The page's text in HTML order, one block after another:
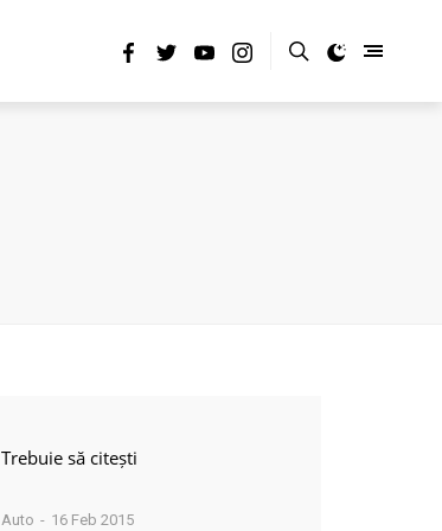
Trebuie să citești
Auto 16 Feb 2015